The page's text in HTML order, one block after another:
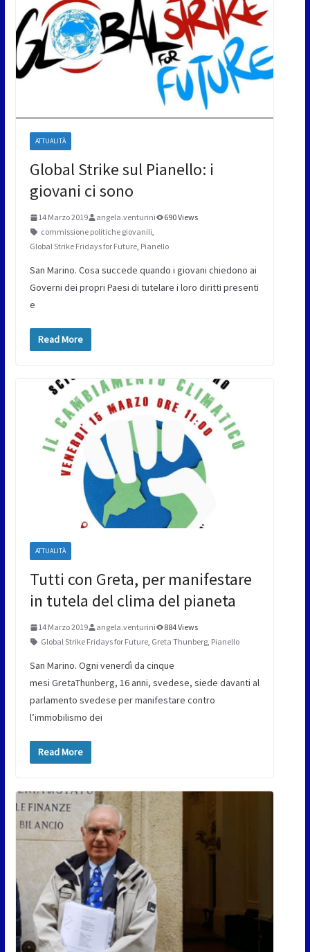
ATTUALITÀ
Global Strike sul Pianello: i
giovani ci sono
14 Marzo 2019 angela.venturini
690 Views
commissione politiche giovanili,
Global Strike Fridays for Future, Pianello
San Marino. Cosa succede quando i giovani chiedono ai
Governi dei propri Paesi di tutelare i loro diritti presenti
e
Read More
ATTUALITÀ
Tutti con Greta, per manifestare
in tutela del clima del pianeta
14 Marzo 2019 angela.venturini
884 Views
Global Strike Fridays for Future, Greta Thunberg, Pianello
San Marino. Ogni venerdì da cinque
mesi GretaThunberg, 16 anni, svedese, siede davanti al
parlamento svedese per manifestare contro
l’immobilismo dei
Read More